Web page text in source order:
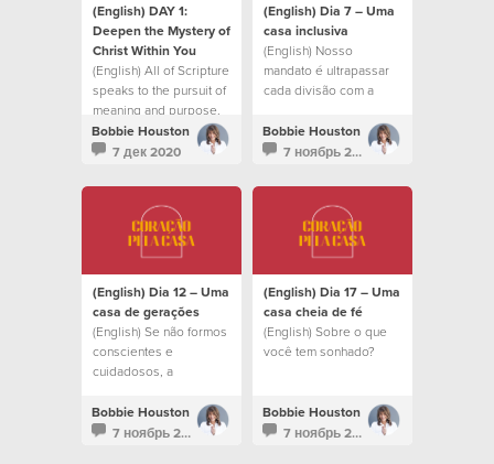
(English) DAY 1:
Deepen the Mystery of
Christ Within You
(English) All of Scripture
speaks to the pursuit of
meaning and purpose.
Bobbie Houston
7 дек 2020
(English) Dia 7 – Uma
casa inclusiva
(English) Nosso
mandato é ultrapassar
cada divisão com a
Cristo teve
Bobbie Houston
7 ноябрь 2020
(English) Dia 12 – Uma
casa de gerações
(English) Se não formos
conscientes e
cuidadosos, a
encontrará fazendo
divisões pouco
Bobbie Houston
7 ноябрь 2020
(English) Dia 17 – Uma
casa cheia de fé
(English) Sobre o que
você tem sonhado?
Bobbie Houston
7 ноябрь 2020